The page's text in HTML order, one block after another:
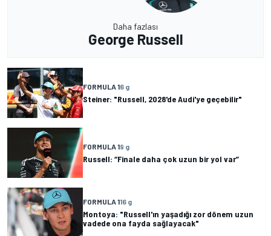
Daha fazlası
George Russell
FORMULA 16 g
Steiner: "Russell, 2028'de Audi'ye geçebilir"
FORMULA 19 g
Russell: “Finale daha çok uzun bir yol var”
FORMULA 116 g
Montoya: "Russell'ın yaşadığı zor dönem uzun
vadede ona fayda sağlayacak"